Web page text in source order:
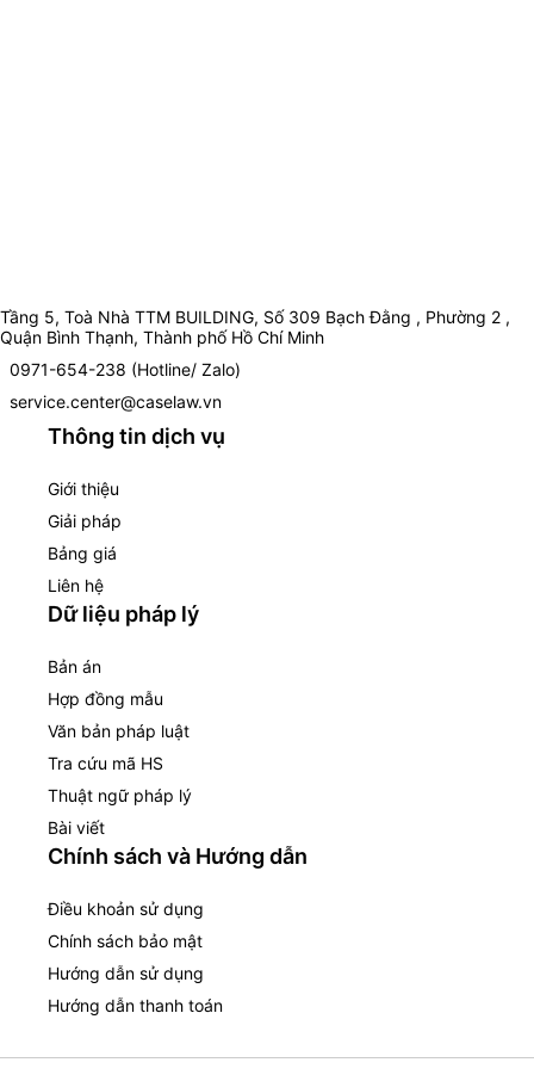
Tầng 5, Toà Nhà TTM BUILDING, Số 309 Bạch Đằng , Phường 2 ,
Quận Bình Thạnh, Thành phố Hồ Chí Minh
0971-654-238 (Hotline/ Zalo)
service.center@caselaw.vn
Thông tin dịch vụ
Giới thiệu
Giải pháp
Bảng giá
Liên hệ
Dữ liệu pháp lý
Bản án
Hợp đồng mẫu
Văn bản pháp luật
Tra cứu mã HS
Thuật ngữ pháp lý
Bài viết
Chính sách và Hướng dẫn
Điều khoản sử dụng
Chính sách bảo mật
Hướng dẫn sử dụng
Hướng dẫn thanh toán